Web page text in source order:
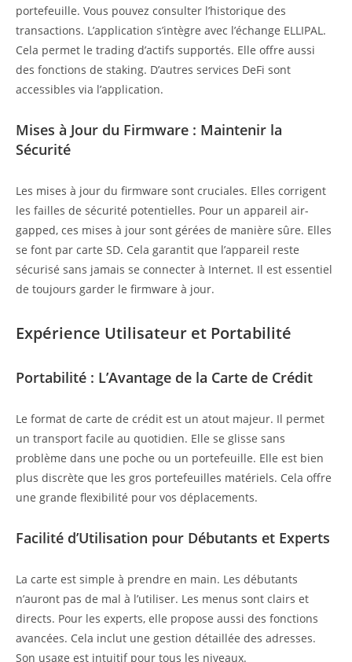
portefeuille. Vous pouvez consulter l’historique des
transactions. L’application s’intègre avec l’échange ELLIPAL.
Cela permet le trading d’actifs supportés. Elle offre aussi
des fonctions de staking. D’autres services DeFi sont
accessibles via l’application.
Mises à Jour du Firmware : Maintenir la
Sécurité
Les mises à jour du firmware sont cruciales. Elles corrigent
les failles de sécurité potentielles. Pour un appareil air-
gapped, ces mises à jour sont gérées de manière sûre. Elles
se font par carte SD. Cela garantit que l’appareil reste
sécurisé sans jamais se connecter à Internet. Il est essentiel
de toujours garder le firmware à jour.
Expérience Utilisateur et Portabilité
Portabilité : L’Avantage de la Carte de Crédit
Le format de carte de crédit est un atout majeur. Il permet
un transport facile au quotidien. Elle se glisse sans
problème dans une poche ou un portefeuille. Elle est bien
plus discrète que les gros portefeuilles matériels. Cela offre
une grande flexibilité pour vos déplacements.
Facilité d’Utilisation pour Débutants et Experts
La carte est simple à prendre en main. Les débutants
n’auront pas de mal à l’utiliser. Les menus sont clairs et
directs. Pour les experts, elle propose aussi des fonctions
avancées. Cela inclut une gestion détaillée des adresses.
Son usage est intuitif pour tous les niveaux.